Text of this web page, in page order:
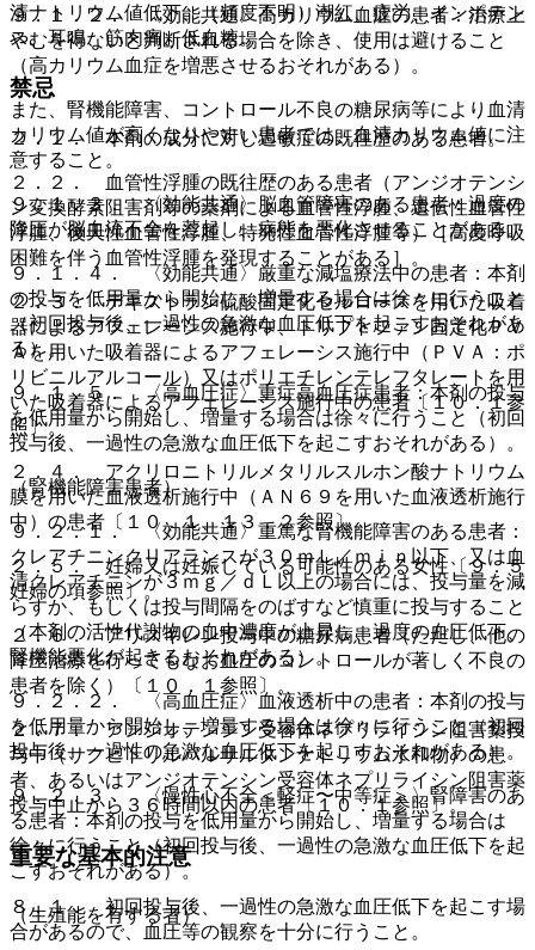
９．１．２． 〈効能共通〉高カリウム血症の患者：治療上
やむを得ないと判断される場合を除き、使用は避けること
（高カリウム血症を増悪させるおそれがある）。
また、腎機能障害、コントロール不良の糖尿病等により血清
カリウム値が高くなりやすい患者では、血清カリウム値に注
意すること。
９．１．３． 〈効能共通〉脳血管障害のある患者：過度の
降圧が脳血流不全を惹起し、病態を悪化させることがある。
９．１．４． 〈効能共通〉厳重な減塩療法中の患者：本剤
の投与を低用量から開始し、増量する場合は徐々に行うこと
（初回投与後、一過性の急激な血圧低下を起こすおそれがあ
る）。
９．１．５． 〈高血圧症〉重症高血圧症患者：本剤の投与
を低用量から開始し、増量する場合は徐々に行うこと（初回
投与後、一過性の急激な血圧低下を起こすおそれがある）。
（腎機能障害患者）
９．２．１． 〈効能共通〉重篤な腎機能障害のある患者：
クレアチニンクリアランスが３０ｍＬ／ｍｉｎ以下、又は血
清クレアチニンが３ｍｇ／ｄＬ以上の場合には、投与量を減
らすか、もしくは投与間隔をのばすなど慎重に投与すること
（本剤の活性代謝物の血中濃度が上昇し、過度の血圧低下、
腎機能悪化が起きるおそれがある）。
９．２．２． 〈高血圧症〉血液透析中の患者：本剤の投与
を低用量から開始し、増量する場合は徐々に行うこと（初回
投与後、一過性の急激な血圧低下を起こすおそれがある）。
９．２．３． 〈慢性心不全＜軽症〜中等症＞〉腎障害のあ
る患者：本剤の投与を低用量から開始し、増量する場合は
徐々に行うこと（初回投与後、一過性の急激な血圧低下を起
こすおそれがある）。
（生殖能を有する者）
清ナトリウム値低下、（頻度不明）潮紅、疲労、インポテン
ス、耳鳴、筋肉痛、低血糖。
禁忌
２．１． 本剤の成分に対し過敏症の既往歴のある患者。
２．２． 血管性浮腫の既往歴のある患者（アンジオテンシ
ン変換酵素阻害剤等の薬剤による血管性浮腫、遺伝性血管性
浮腫、後天性血管性浮腫、特発性血管性浮腫等）［高度呼吸
困難を伴う血管性浮腫を発現することがある］。
２．３． デキストラン硫酸固定化セルロースを用いた吸着
器によるアフェレーシス施行中、トリプトファン固定化ＰＶ
Ａを用いた吸着器によるアフェレーシス施行中（ＰＶＡ：ポ
リビニルアルコール）又はポリエチレンテレフタレートを用
いた吸着器によるアフェレーシス施行中の患者〔１０．１参
照〕。
２．４． アクリロニトリルメタリルスルホン酸ナトリウム
膜を用いた血液透析施行中（ＡＮ６９を用いた血液透析施行
中）の患者〔１０．１、１３．２参照〕。
２．５． 妊婦又は妊娠している可能性のある女性〔９．５
妊婦の項参照〕。
２．６． アリスキレン投与中の糖尿病患者（ただし、他の
降圧治療を行ってもなお血圧のコントロールが著しく不良の
患者を除く）〔１０．１参照〕。
２．７． アンジオテンシン受容体ネプリライシン阻害薬投
与中（サクビトリルバルサルタンナトリウム水和物）の患
者、あるいはアンジオテンシン受容体ネプリライシン阻害薬
投与中止から３６時間以内の患者〔１０．１参照〕。
重要な基本的注意
８．１． 初回投与後、一過性の急激な血圧低下を起こす場
合があるので、血圧等の観察を十分に行うこと。